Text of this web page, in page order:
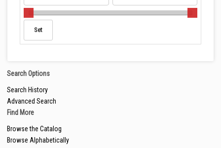
Search Options
Search History
Advanced Search
Find More
Browse the Catalog
Browse Alphabetically